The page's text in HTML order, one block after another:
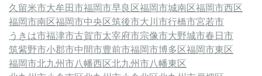
久留米市大牟田市福岡市早良区福岡市城南区福岡市西区
福岡市南区福岡市中央区筑後市大川市行橋市宮若市
うきは市福津市古賀市太宰府市宗像市大野城市春日市
筑紫野市小郡市中間市豊前市福岡市博多区福岡市東区
福岡市北九州市八幡西区北九州市八幡東区